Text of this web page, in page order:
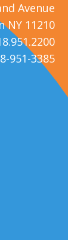
Avenue
NY 11210
951-3385